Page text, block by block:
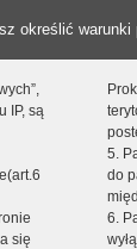
określić warunki
IP, są
się
5.
do
6.